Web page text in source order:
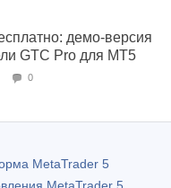
демо-версия
GTC Pro для MT5
0
MetaTrader 5